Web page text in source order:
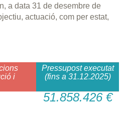
a data 31 de desembre de
actuació, com per estat,
i
Pressupost executat
(fins a 31.12.2025)
51.858.426 €